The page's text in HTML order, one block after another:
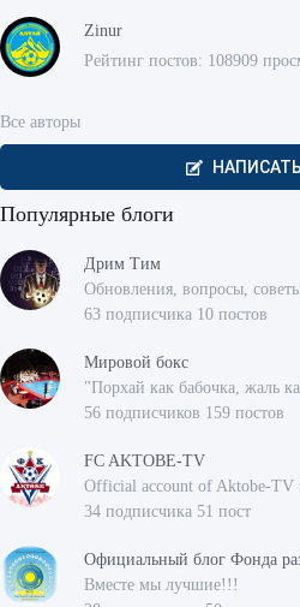
Zinur
Рейтинг постов: 108909
Все авторы
Популярные блоги
Дрим Тим
Обновления, вопросы,
63 подписчика 10 постов
Мировой бокс
"Порхай как бабочка, жаль
56 подписчиков 159 постов
FC AKTOBE-TV
Official account of Aktobe-TV
34 подписчика 51 пост
Официальный блог Фонда
Вместе мы лучшие!!!